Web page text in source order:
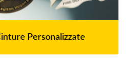
Personalizzate